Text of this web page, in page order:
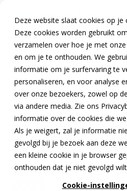
Deze website slaat cookies op je
Deze cookies worden gebruikt
verzamelen over hoe je met
en om je te onthouden. We
informatie om je surfervaring te
personaliseren, en voor analyse
over onze bezoekers, zowel op
via andere media. Zie ons
informatie over de cookies die
Als je weigert, zal je informatie
gevolgd bij je bezoek aan deze
een kleine cookie in je browser
onthouden dat je niet gevolgd
Cookie-
Producten
Stelcon®
Railcon®
Divicon®
BTE Groep
Onze verhalen
Over ons
Over De Meteoor Beton
Over Stelcon®
Contact
Contact Stelcon®
Home Nieuws De Meteoor met de
Relatiedagen 2025
3 februari 2025- Bijgewerkt
De Meteoor
Stelcon®-
de Infra